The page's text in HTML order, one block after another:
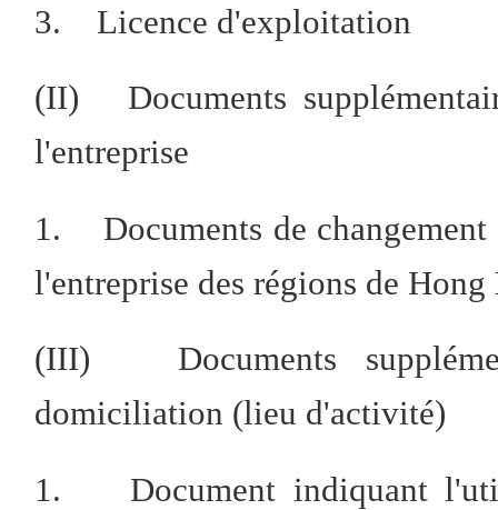
3. Licence d'exploitation
(II) Documents
l'entreprise
1. Documents de changement
l'entreprise des régions de
(III) Documents
domiciliation (lieu d'activité)
1. Document indiquant